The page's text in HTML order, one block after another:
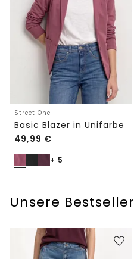
Street One
Basic Blazer in Unifarbe
49,99 €
+ 5
Unsere Bestseller